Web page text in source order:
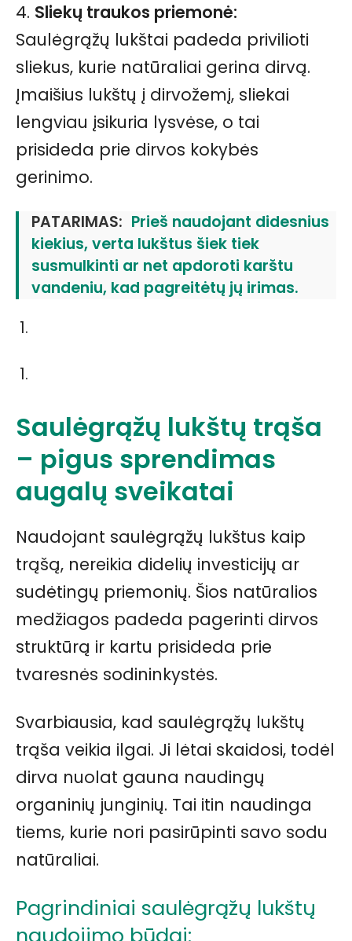
4. Sliekų traukos priemonė:
Saulėgrąžų lukštai padeda privilioti
sliekus, kurie natūraliai gerina dirvą.
Įmaišius lukštų į dirvožemį, sliekai
lengviau įsikuria lysvėse, o tai
prisideda prie dirvos kokybės
gerinimo.
PATARIMAS: Prieš naudojant didesnius
kiekius, verta lukštus šiek tiek
susmulkinti ar net apdoroti karštu
vandeniu, kad pagreitėtų jų irimas.
Saulėgrąžų lukštų trąša
– pigus sprendimas
augalų sveikatai
Naudojant saulėgrąžų lukštus kaip
trąšą, nereikia didelių investicijų ar
sudėtingų priemonių. Šios natūralios
medžiagos padeda pagerinti dirvos
struktūrą ir kartu prisideda prie
tvaresnės sodininkystės.
Svarbiausia, kad saulėgrąžų lukštų
trąša veikia ilgai. Ji lėtai skaidosi, todėl
dirva nuolat gauna naudingų
organinių junginių. Tai itin naudinga
tiems, kurie nori pasirūpinti savo sodu
natūraliai.
Pagrindiniai saulėgrąžų lukštų